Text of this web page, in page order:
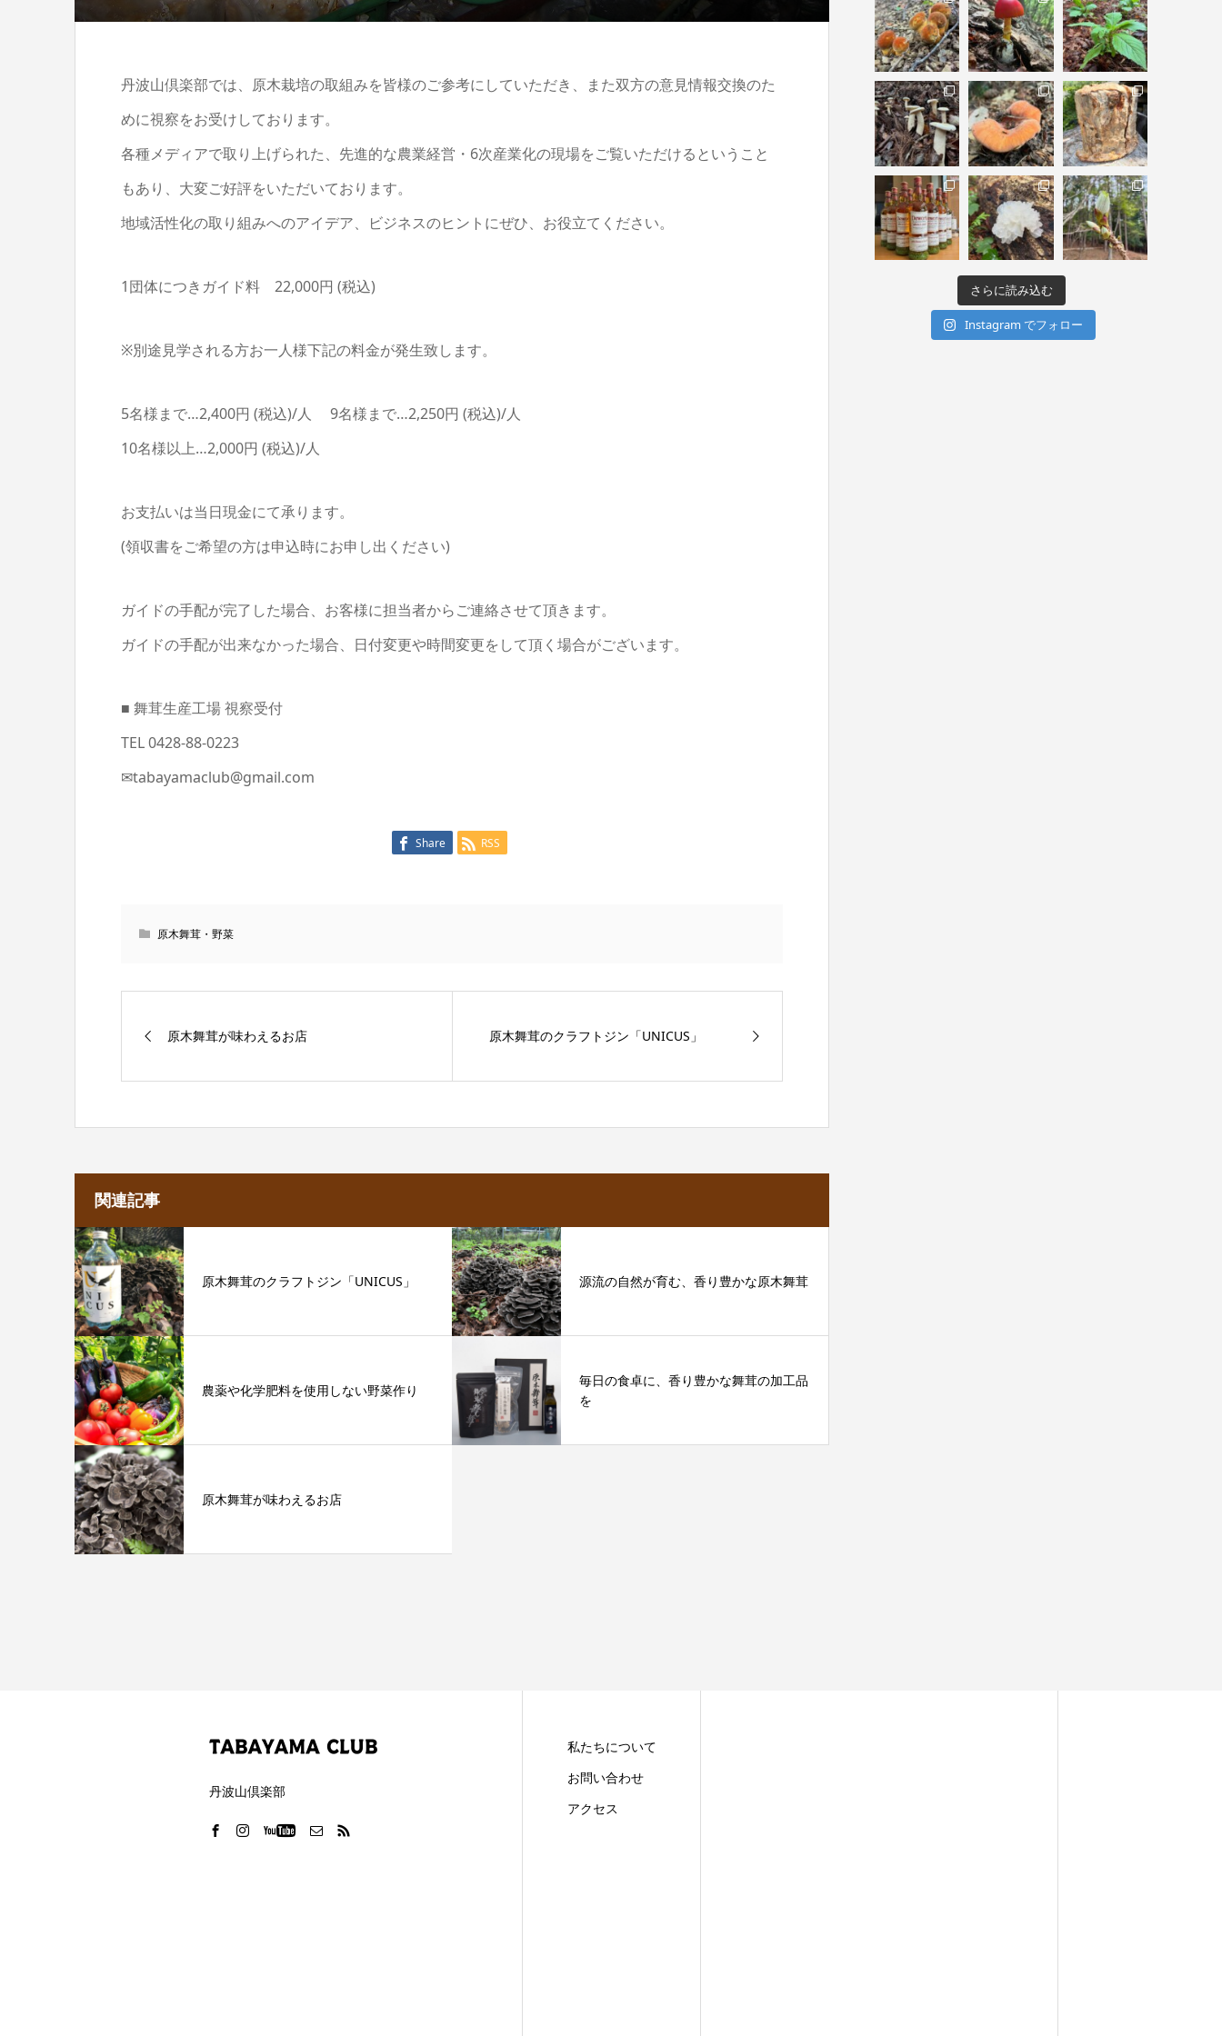
丹波山倶楽部では、原木栽培の取組みを皆様のご参考にしていただき、また双方の意見情報交換のた
めに視察をお受けしております。
各種メディアで取り上げられた、先進的な農業経営・6次産業化の現場をご覧いただけるということ
もあり、大変ご好評をいただいております。
地域活性化の取り組みへのアイデア、ビジネスのヒントにぜひ、お役立てください。
1団体につきガイド料 22,000円 (税込)
※別途見学される方お一人様下記の料金が発生致します。
5名様まで…2,400円 (税込)/人 9名様まで…2,250円 (税込)/人
10名様以上…2,000円 (税込)/人
お支払いは当日現金にて承ります。
(領収書をご希望の方は申込時にお申し出ください)
ガイドの手配が完了した場合、お客様に担当者からご連絡させて頂きます。
ガイドの手配が出来なかった場合、日付変更や時間変更をして頂く場合がございます。
■ 舞茸生産工場 視察受付
TEL 0428-88-0223
✉tabayamaclub@gmail.com
Share RSS
原木舞茸・野菜
原木舞茸が味わえるお店 原木舞茸のクラフトジン「UNICUS」
関連記事
原木舞茸のクラフトジン「UNICUS」 源流の自然が育む、香り豊かな原木舞茸
農薬や化学肥料を使用しない野菜作り
毎日の食卓に、香り豊かな舞茸の加工品
を
原木舞茸が味わえるお店
さらに読み込む
Instagram でフォロー
丹波山倶楽部
私たちについて
お問い合わせ
アクセス